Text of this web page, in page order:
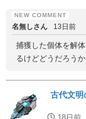
名無しさん 13日前
捕獲した個体を解
るけどどうだろうか
古代文明